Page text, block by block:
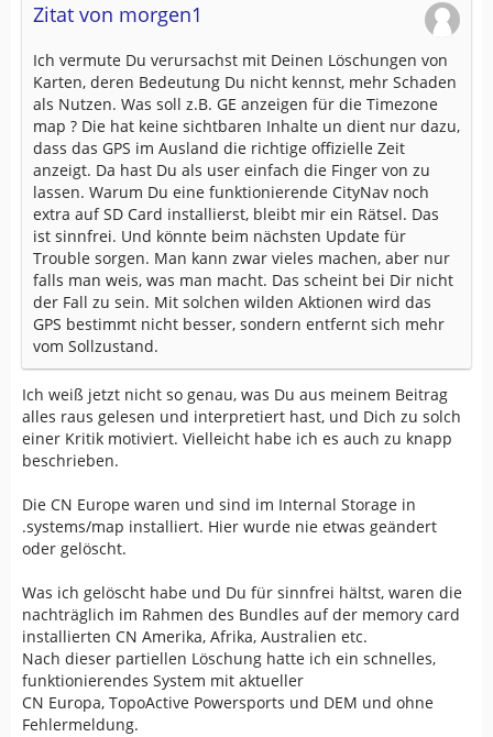
Zitat von morgen1
Ich vermute Du verursachst mit Deinen Löschungen von
Karten, deren Bedeutung Du nicht kennst, mehr Schaden
als Nutzen. Was soll z.B. GE anzeigen für die Timezone
map ? Die hat keine sichtbaren Inhalte un dient nur dazu,
dass das GPS im Ausland die richtige offizielle Zeit
anzeigt. Da hast Du als user einfach die Finger von zu
lassen. Warum Du eine funktionierende CityNav noch
extra auf SD Card installierst, bleibt mir ein Rätsel. Das
ist sinnfrei. Und könnte beim nächsten Update für
Trouble sorgen. Man kann zwar vieles machen, aber nur
falls man weis, was man macht. Das scheint bei Dir nicht
der Fall zu sein. Mit solchen wilden Aktionen wird das
GPS bestimmt nicht besser, sondern entfernt sich mehr
vom Sollzustand.
Ich weiß jetzt nicht so genau, was Du aus meinem Beitrag
alles raus gelesen und interpretiert hast, und Dich zu solch
einer Kritik motiviert. Vielleicht habe ich es auch zu knapp
beschrieben.
Die CN Europe waren und sind im Internal Storage in
.systems/map installiert. Hier wurde nie etwas geändert
oder gelöscht.
Was ich gelöscht habe und Du für sinnfrei hältst, waren die
nachträglich im Rahmen des Bundles auf der memory card
installierten CN Amerika, Afrika, Australien etc.
Nach dieser partiellen Löschung hatte ich ein schnelles,
funktionierendes System mit aktueller
CN Europa, TopoActive Powersports und DEM und ohne
Fehlermeldung.